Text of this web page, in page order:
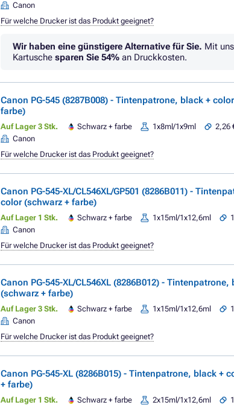
Canon
Für welche Drucker ist das Produkt geeignet?
Wir haben eine günstigere Alternative für Sie. Mit
Kartusche sparen Sie 54% an Druckkosten.
Canon PG-545 (8287B008) - Tintenpatrone, black +
farbe)
Auf Lager 3 Stk. Schwarz + farbe 1x8ml/1x9ml
2,26
Canon
Für welche Drucker ist das Produkt geeignet?
Canon PG-545-XL/CL546XL/GP501 (8286B011) -
color (schwarz + farbe)
Auf Lager 1 Stk. Schwarz + farbe 1x15ml/1x12,6ml
Canon
Für welche Drucker ist das Produkt geeignet?
Canon PG-545-XL/CL546XL (8286B012) -
(schwarz + farbe)
Auf Lager 3 Stk. Schwarz + farbe 1x15ml/1x12,6ml
Canon
Für welche Drucker ist das Produkt geeignet?
Canon PG-545-XL (8286B015) - Tintenpatrone, black +
+ farbe)
Auf Lager 1 Stk. Schwarz + farbe 2x15ml/1x12,6ml